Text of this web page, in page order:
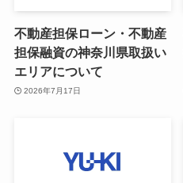
不動産担保ローン・不動産
担保融資の神奈川県取扱い
エリアについて
2026年7月17日